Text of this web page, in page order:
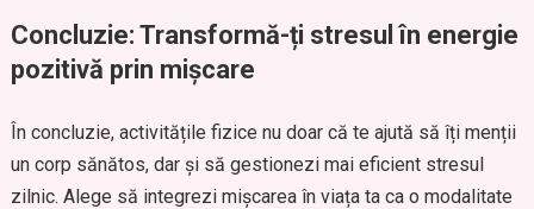
Concluzie: Transformă-ți stresul în energie
pozitivă prin mișcare
În concluzie, activitățile fizice nu doar că te ajută să îți menții
un corp sănătos, dar și să gestionezi mai eficient stresul
zilnic. Alege să integrezi mișcarea în viața ta ca o modalitate